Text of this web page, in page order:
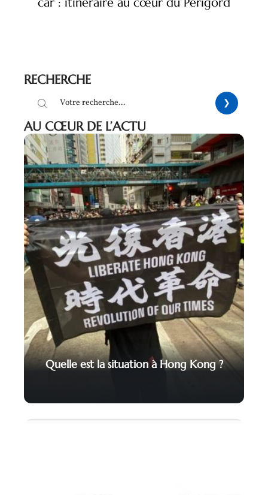
RECHERCHE
AU CŒUR DE L’ACTU
Quelle est la situation à Hong Kong ?